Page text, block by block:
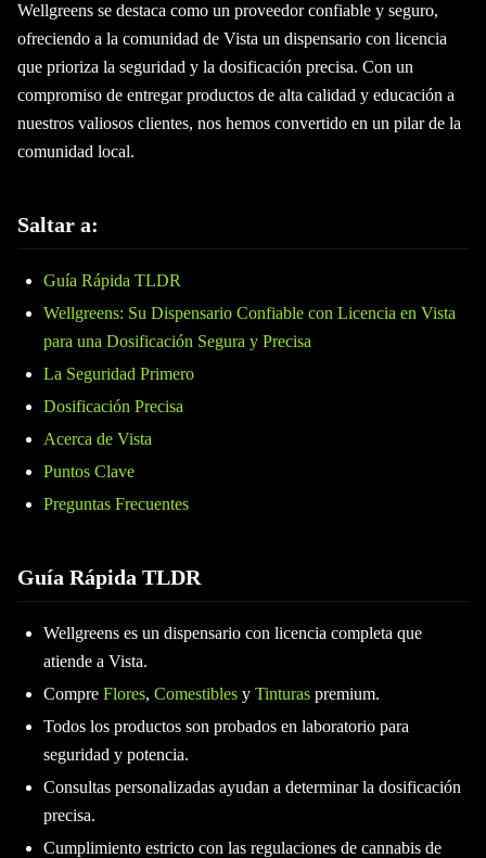
Wellgreens se destaca como un proveedor confiable y seguro,
ofreciendo a la comunidad de Vista un dispensario con licencia
que prioriza la seguridad y la dosificación precisa. Con un
compromiso de entregar productos de alta calidad y educación a
nuestros valiosos clientes, nos hemos convertido en un pilar de la
comunidad local.
Saltar a:
Guía Rápida TLDR
Wellgreens: Su Dispensario Confiable con Licencia en Vista
para una Dosificación Segura y Precisa
La Seguridad Primero
Dosificación Precisa
Acerca de Vista
Puntos Clave
Preguntas Frecuentes
Guía Rápida TLDR
Wellgreens es un dispensario con licencia completa que
atiende a Vista.
Compre Flores, Comestibles y Tinturas premium.
Todos los productos son probados en laboratorio para
seguridad y potencia.
Consultas personalizadas ayudan a determinar la dosificación
precisa.
Cumplimiento estricto con las regulaciones de cannabis de